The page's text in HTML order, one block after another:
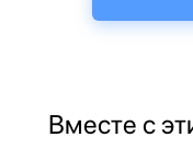
Вместе с